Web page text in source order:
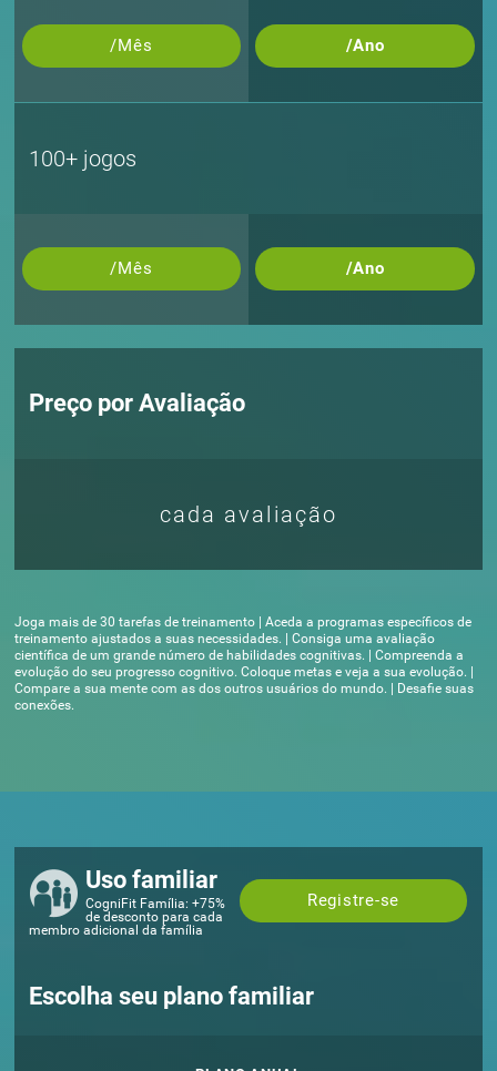
/Mês /Ano
100+ jogos
/Mês /Ano
Preço por Avaliação
cada avaliação
Joga mais de 30 tarefas de treinamento | Aceda a programas específicos de
treinamento ajustados a suas necessidades. | Consiga uma avaliação
científica de um grande número de habilidades cognitivas. | Compreenda a
evolução do seu progresso cognitivo. Coloque metas e veja a sua evolução. |
Compare a sua mente com as dos outros usuários do mundo. | Desafie suas
conexões.
Uso familiar
Registre-se
CogniFit Família: +75%
de desconto para cada
membro adicional da família
Escolha seu plano familiar